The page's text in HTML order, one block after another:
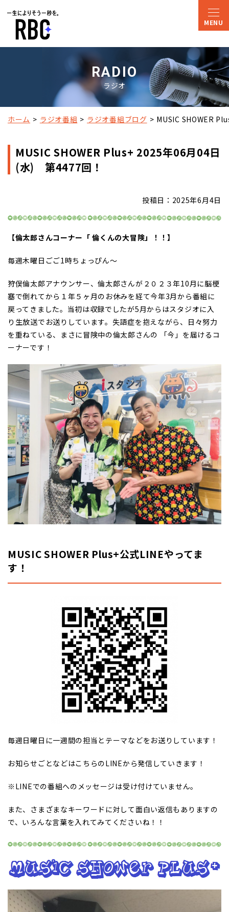
RADIO
ラジオ
ホーム ラジオ番組 ラジオ番組ブログ MUSIC SHOWER
MUSIC SHOWER Plus+ 2025年06月04日
(水) 第4477回！
投稿日：2025年6月4日
【倫太郎さんコーナー「 倫くんの大冒険」！！】
毎週木曜日ごご1時ちょっぴん～
狩俣倫太郎アナウンサー、倫太郎さんが２０２３年10月に脳梗
塞で倒れてから１年５ヶ月のお休みを経て今年3月から番組に
戻ってきました。当初は収録でしたが5月からはスタジオに入
り生放送でお送りしています。失語症を抱えながら、日々努力
を重ねている、まさに冒険中の倫太郎さんの 「今」を届けるコ
ーナーです！
MUSIC SHOWER Plus+公式LINEやってま
す！
毎週日曜日に一週間の担当とテーマなどをお送りしています！
お知らせごとなどはこちらのLINEから発信していきます！
※LINEでの番組へのメッセージは受け付けていません。
また、さまざまなキーワードに対して面白い返信もありますの
で、いろんな言葉を入れてみてくださいね！！